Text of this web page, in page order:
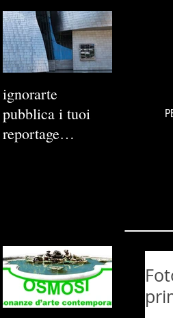
ignorarte
pubblica i tuoi
reportage